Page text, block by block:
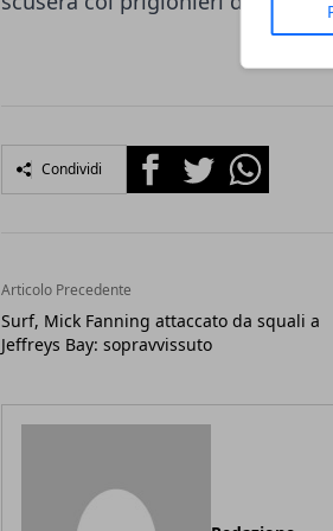
Condividi FacebookTwitterWhatsapp
Articolo Precedente
Surf, Mick Fanning attaccato da squali a
Jeffreys Bay: sopravvissuto